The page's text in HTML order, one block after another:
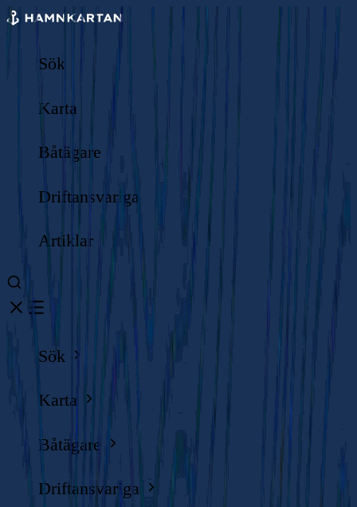
Sök
Karta
Båtägare
Driftansvariga
Artiklar
Sök
Karta
Båtägare
Driftansvariga